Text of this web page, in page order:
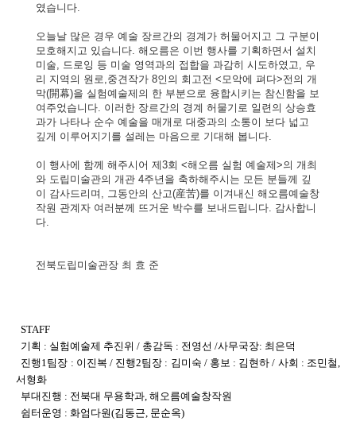
였습니다.
오늘날 많은 경우 예술 장르간의 경계가 허물어지고 그 구분이
모호해지고 있습니다. 해오름은 이번 행사를 기획하면서 설치
미술, 드로잉 등 미술 영역과의 접합을 과감히 시도하였고, 우
리 지역의 원로,중견작가 8인의 회고전 <모악에 펴다>전의 개
막(開幕)을 실험예술제의 한 부분으로 융합시키는 참신함을 보
여주었습니다. 이러한 장르간의 경계 허물기로 일련의 상승효
과가 나타나 순수 예술을 매개로 대중과의 소통이 보다 넓고
깊게 이루어지기를 설레는 마음으로 기대해 봅니다.
이 행사에 함께 해주시어 제3회 <해오름 실험 예술제>의 개최
와 도립미술관의 개관 4주년을 축하해주시는 모든 분들께 깊
이 감사드리며, 그동안의 산고(産苦)를 이겨내신 해오름예술창
작원 관계자 여러분께 뜨거운 박수를 보내드립니다. 감사합니
다.
전북도립미술관장 최 효 준
STAFF
기획 : 실험예술제 추진위 / 총감독 : 전영선 /사무국장: 최은덕
진행1팀장 : 이진복 / 진행2팀장 : 김미숙 / 홍보 : 김현하 / 사회 : 조민철,
서형화
부대진행 : 전북대 무용학과, 해오름예술창작원
쉼터운영 : 화엄다원(김동근, 문순옥)